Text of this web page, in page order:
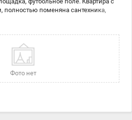
полностью поменяна сантехника,
рядом детские садики,
Попудренко, ст.м. "Черниговская" -
Фото нет